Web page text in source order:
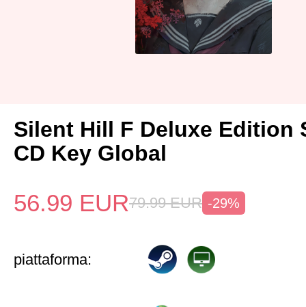
Silent Hill F Deluxe Edition
CD Key Global
56.99 EUR79.99 EUR -29%
piattaforma: